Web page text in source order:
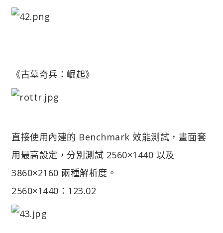
《古墓奇兵：崛起》
直接使用內建的 Benchmark 效能測試，畫面套
用最高設定，分別測試 2560×1440 以及
3860×2160 兩種解析度。
2560×1440：123.02